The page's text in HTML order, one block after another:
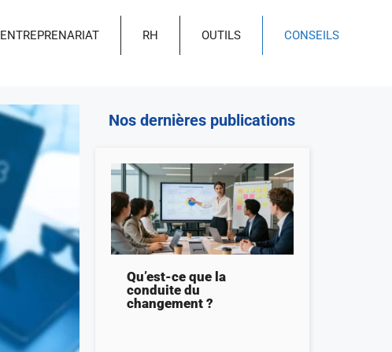
ENTREPRENARIAT RH OUTILS CONSEILS
Nos dernières publications
Qu’est-ce que la
conduite du
changement ?